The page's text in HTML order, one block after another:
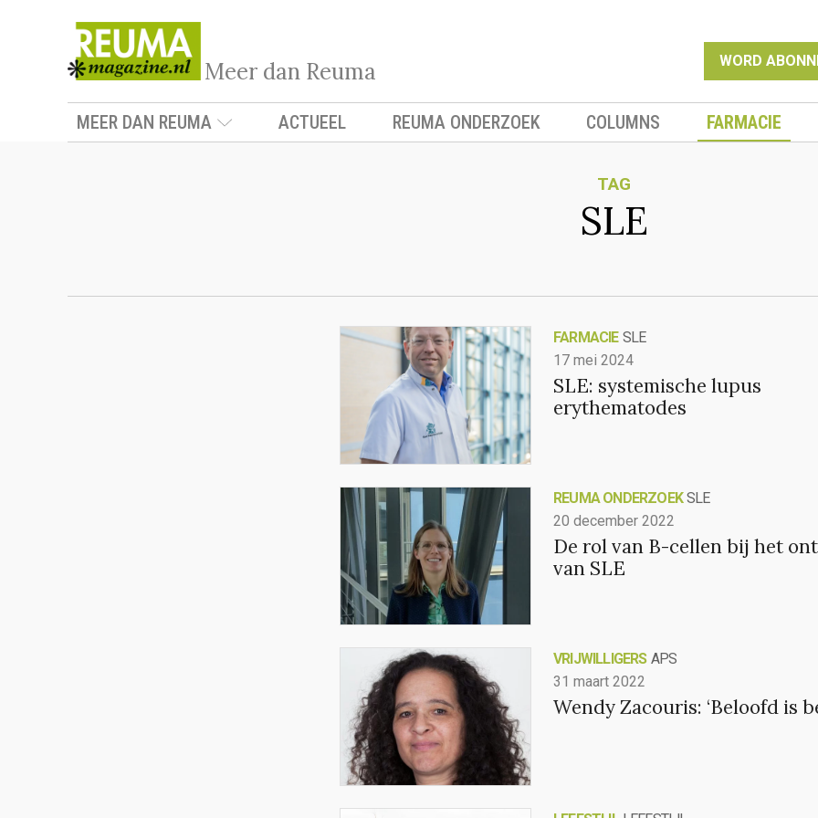
Meer dan Reuma WORD
MEER DAN REUMA ACTUEEL REUMA ONDERZOEK COLUMNS FARMACIE
TAG
SLE
FARMACIE SLE
17 mei 2024
SLE: systemische lupus
erythematodes
REUMA ONDERZOEK SLE
20 december 2022
De rol van B-cellen bij het
van SLE
VRIJWILLIGERS APS
31 maart 2022
Wendy Zacouris: ‘Beloofd is